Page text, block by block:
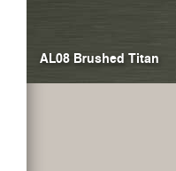
AL08 Brushed Titan